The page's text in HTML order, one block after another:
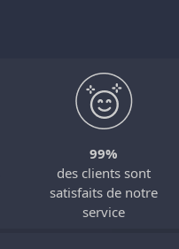
99%
des clients sont
satisfaits de notre
service